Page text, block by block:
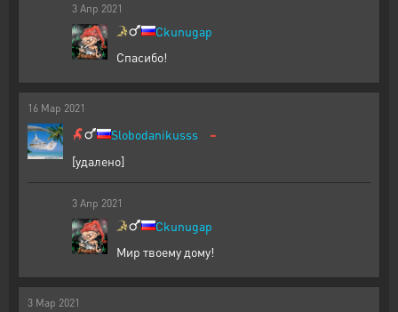
3 Апр 2021
Ckunugap
Спасибо!
16 Мар 2021
Slobodanikusss -
[удалено]
3 Апр 2021
Ckunugap
Мир твоему дому!
3 Мар 2021